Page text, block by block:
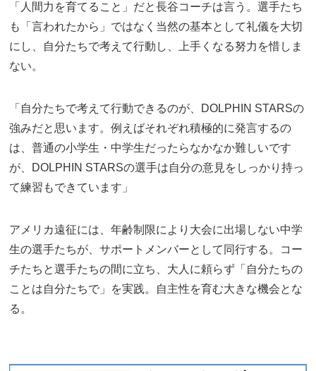
「人間力を育てること」だと長谷コーチは言う。選手たち
も「言われたから」ではなく当然の基本として礼儀を大切
にし、自分たちで考えて行動し、上手くなる努力を惜しま
ない。
「自分たちで考えて行動できるのが、DOLPHIN STARSの
強みだと思います。例えばそれぞれ積極的に発言するの
は、普通の小学生・中学生だったらなかなか難しいです
が、DOLPHIN STARSの選手は自分の意見をしっかり持っ
て練習もできています」
アメリカ遠征には、年齢制限により大会に出場しない中学
生の選手たちが、サポートメンバーとして同行する。コー
チたちと選手たちの間に立ち、大人に頼らず「自分たちの
ことは自分たちで」を実践。自主性を育む大きな機会とな
る。